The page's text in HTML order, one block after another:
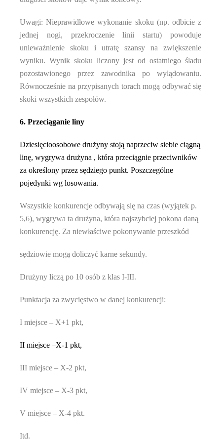
Uwagi: Nieprawidłowe wykonanie skoku (np. odbicie z
jednej nogi, przekroczenie linii startu) powoduje
unieważnienie skoku i utratę szansy na zwiększenie
wyniku. Wynik skoku liczony jest od ostatniego śladu
pozostawionego przez zawodnika po wylądowaniu.
Równocześnie na przypisanych torach mogą odbywać się
skoki wszystkich zespołów.
6. Przeciąganie liny
Dziesięcioosobowe drużyny stoją naprzeciw siebie ciągną
linę, wygrywa drużyna , która przeciągnie przeciwników
za określony przez sędziego punkt. Poszczególne
pojedynki wg losowania.
Wszystkie konkurencje odbywają się na czas (wyjątek p.
5,6), wygrywa ta drużyna, która najszybciej pokona daną
konkurencję. Za niewłaściwe pokonywanie przeszkód
sędziowie mogą doliczyć karne sekundy.
Drużyny liczą po 10 osób z klas I-III.
Punktacja za zwycięstwo w danej konkurencji:
I miejsce – X+1 pkt,
II miejsce –X-1 pkt,
III miejsce – X-2 pkt,
IV miejsce – X-3 pkt,
V miejsce – X-4 pkt.
Itd.